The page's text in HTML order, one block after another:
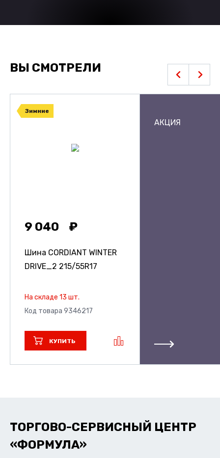
ВЫ СМОТРЕЛИ
Зимние
9 040
Шина CORDIANT WINTER
DRIVE_2 215/55R17
На складе 13 шт.
Код товара 9346217
КУПИТЬ
АКЦИЯ
ТОРГОВО-СЕРВИСНЫЙ ЦЕНТР
«ФОРМУЛА»